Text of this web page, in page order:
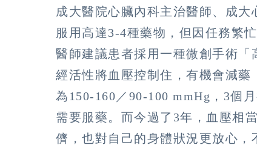
成大醫院心臟內科主治醫師、成
服用高達3-4種藥物，但因任務繁
醫師建議患者採用一種微創手術
經活性將血壓控制住，有機會減
為150-160／90-100 mmHg，3個
需要服藥。而今過了3年，血壓相
儕，也對自己的身體狀況更放心，